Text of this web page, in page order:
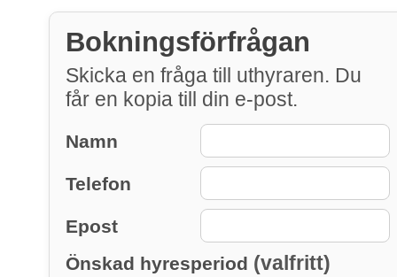
Bokningsförfrågan
Skicka en fråga till uthyraren. Du
får en kopia till din e-post.
Namn
Telefon
Epost
Önskad hyresperiod (valfritt)